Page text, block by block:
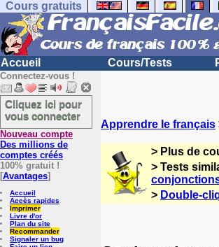
Cours gratuits
Accueil Cours/Tests
Connectez-vous !
Cliquez ici pour
vous connecter
Nouveau compte
Des millions de
comptes créés
100% gratuit !
[Avantages]
Accueil
Accès rapides
Imprimer
Livre d'or
Plan du site
Recommander
Signaler un bug
Apprendre le français
> Plus de
> Tests
> Double-